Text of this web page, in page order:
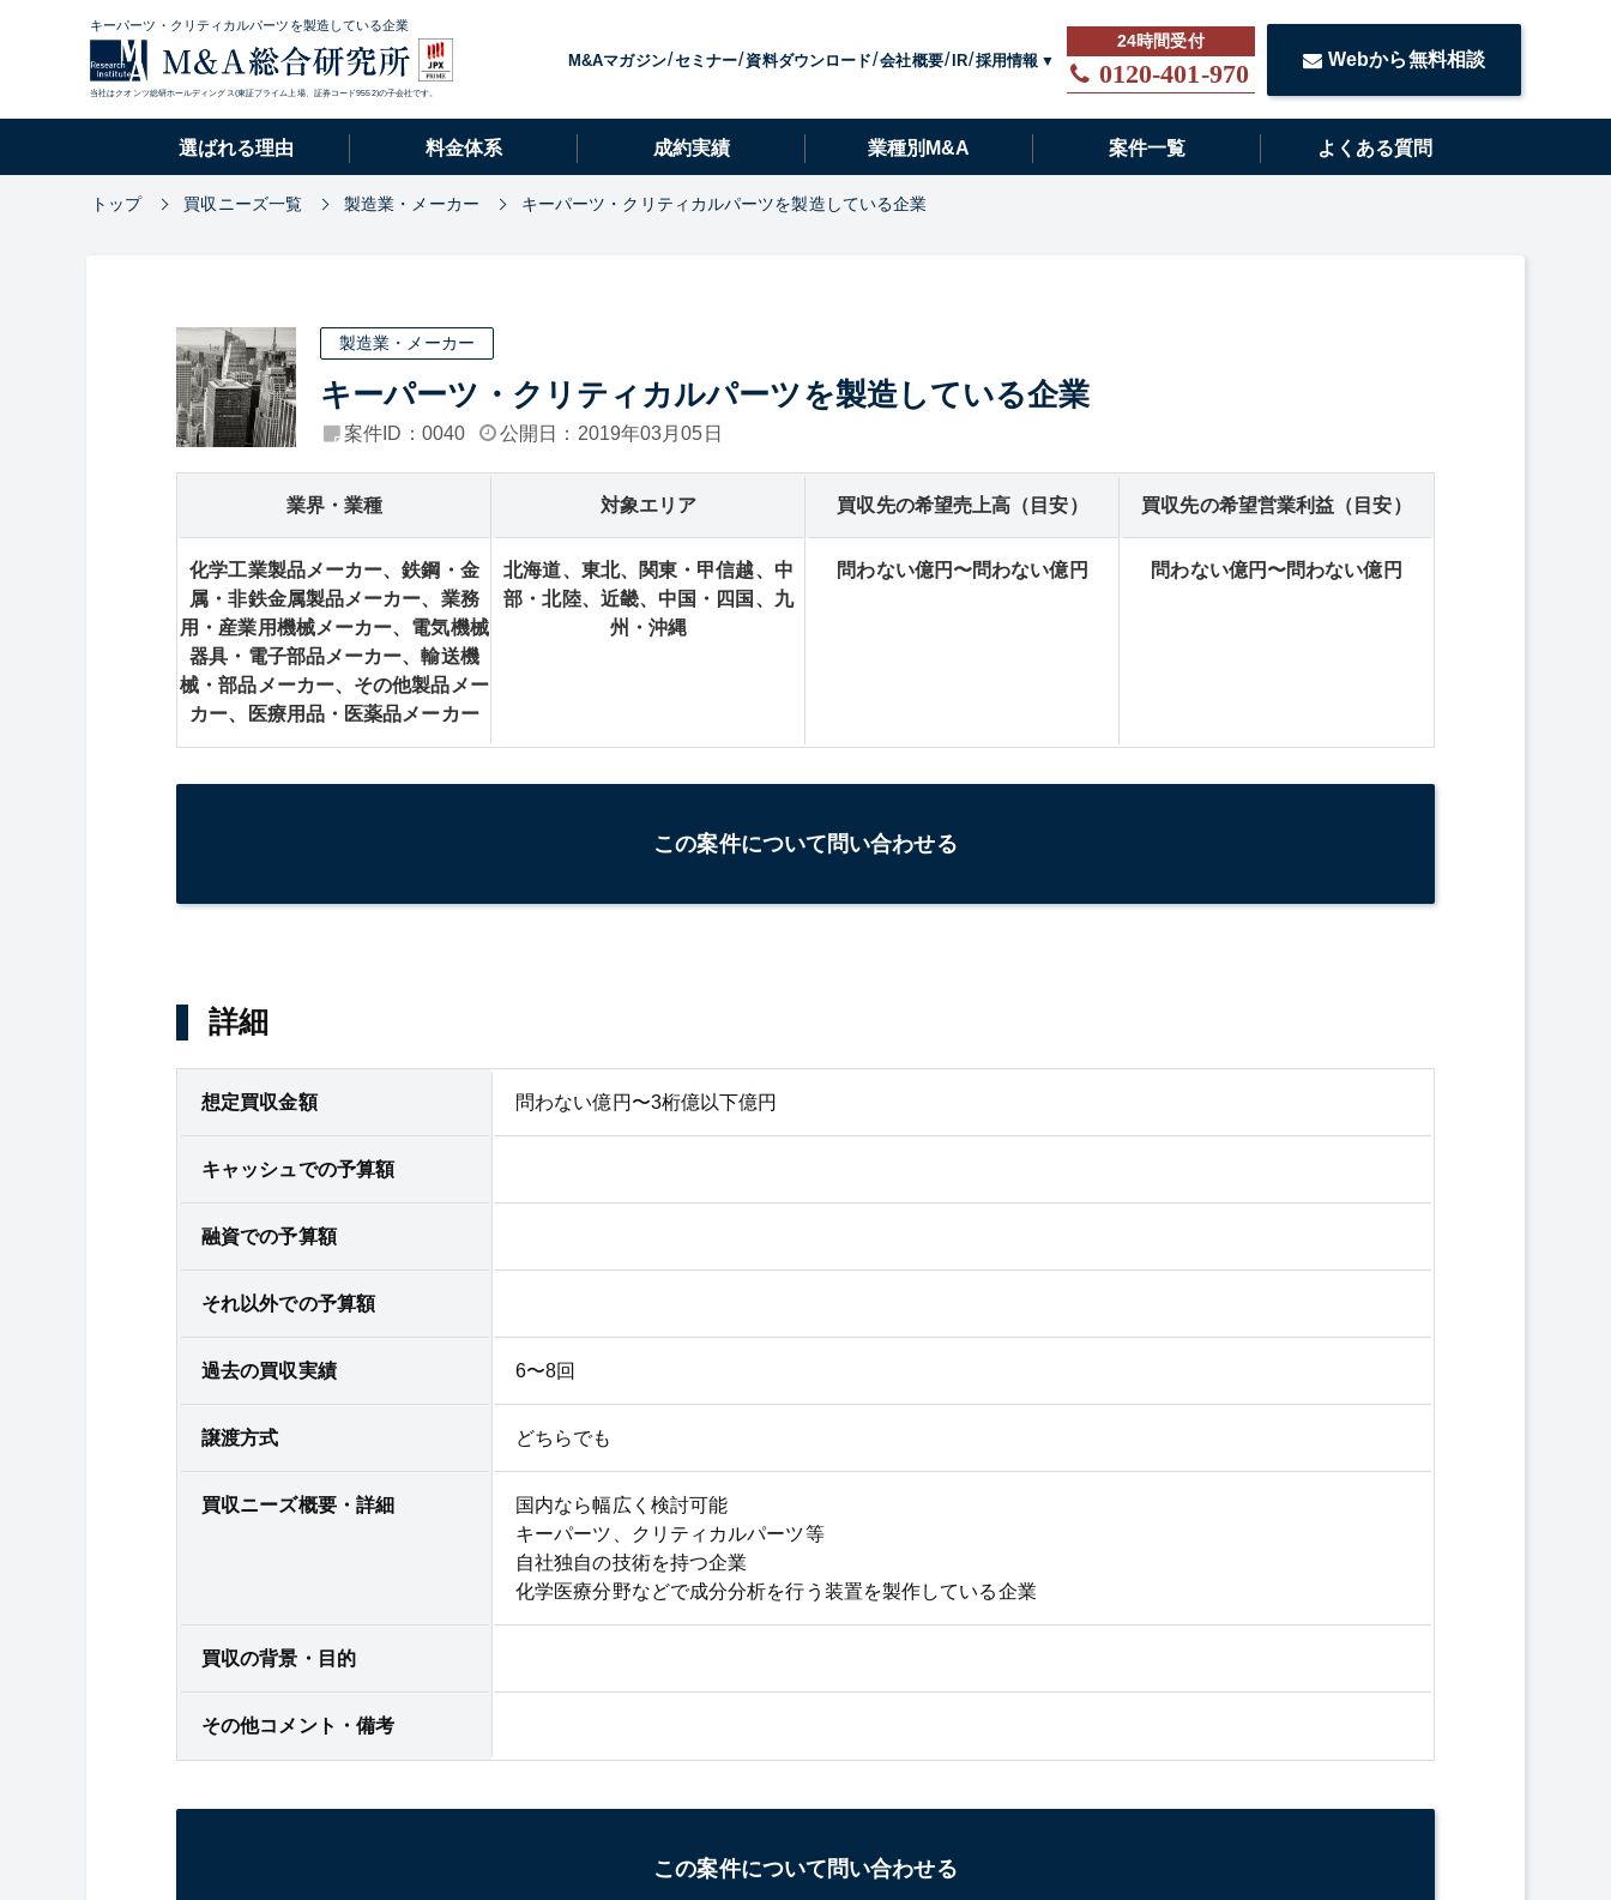
キーパーツ・クリティカルパーツを製造している企業
当社はクオンツ総研ホールディングス(東証プライム上場、証券コード9552)の子会社です。
M&Aマガジン セミナー 資料ダウンロード 会社概要 IR 採用情報 0120-401-970 Webから無料相談
選ばれる理由 料金体系 成約実績 業種別M&A 案件一覧 よくある質問
トップ 買収ニーズ一覧 製造業・メーカー キーパーツ・クリティカルパーツを製造している企業
製造業・メーカー
キーパーツ・クリティカルパーツを製造している企業
案件ID：0040 公開日：2019年03月05日
業界・業種
化学工業製品メーカー、鉄鋼・金
属・非鉄金属製品メーカー、業務
用・産業用機械メーカー、電気機械
器具・電子部品メーカー、輸送機
械・部品メーカー、その他製品メー
カー、医療用品・医薬品メーカー
対象エリア
北海道、東北、関東・甲信越、中
部・北陸、近畿、中国・四国、九
州・沖縄
買収先の希望売上高（目安）
問わない億円〜問わない億円
買収先の希望営業利益（目安）
問わない億円〜問わない億円
この案件について問い合わせる
詳細
想定買収金額 問わない億円〜3桁億以下億円
キャッシュでの予算額
融資での予算額
それ以外での予算額
過去の買収実績 6〜8回
譲渡方式 どちらでも
買収ニーズ概要・詳細
国内なら幅広く検討可能
キーパーツ、クリティカルパーツ等
自社独自の技術を持つ企業
化学医療分野などで成分分析を行う装置を製作している企業
買収の背景・目的
その他コメント・備考
この案件について問い合わせる